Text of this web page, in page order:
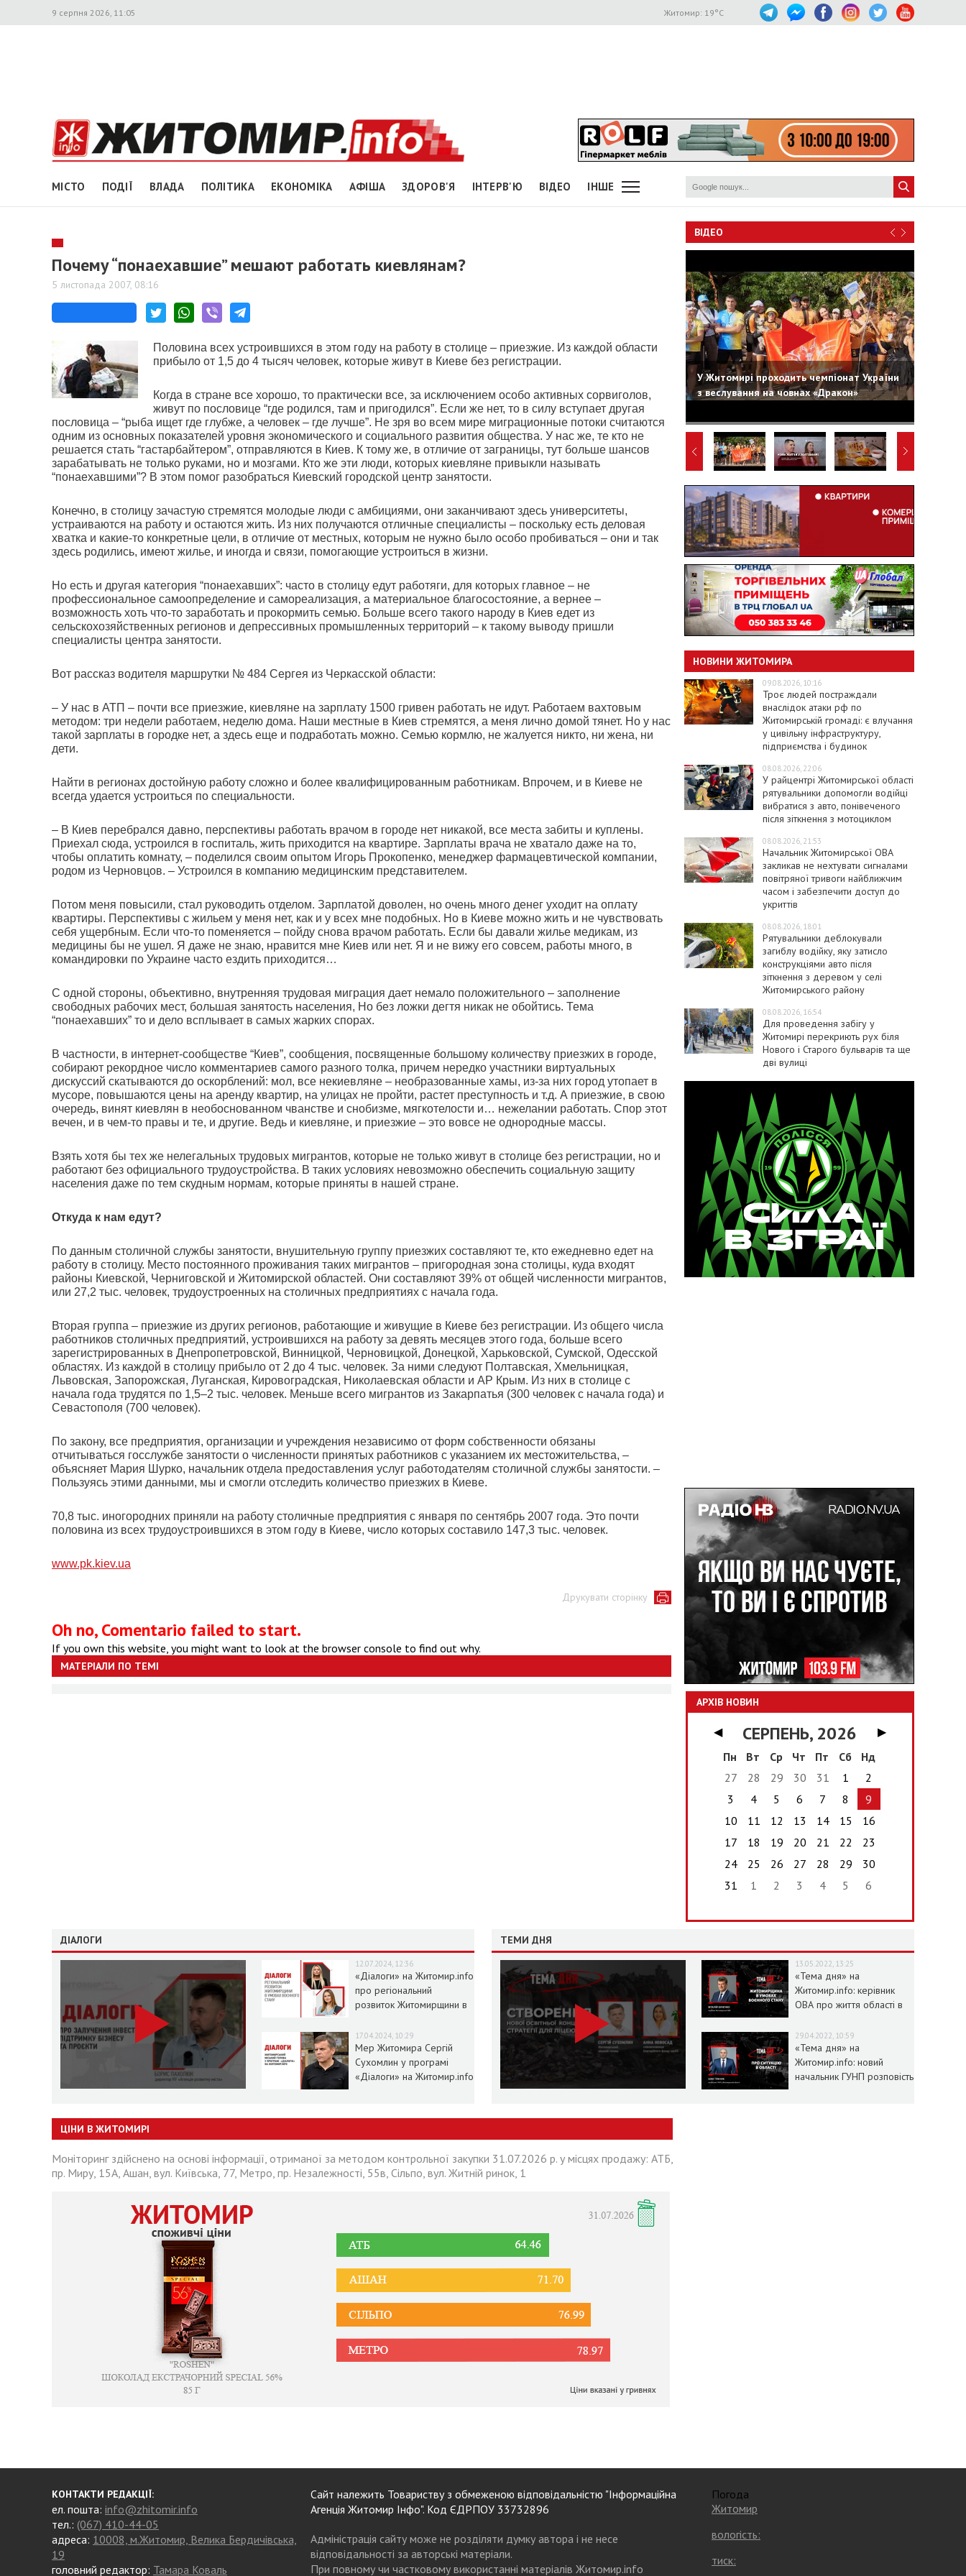
9 серпня 2026, 11:05 Житомир: 19°C
МІСТО ПОДІЇ ВЛАДА ПОЛІТИКА ЕКОНОМІКА АФІША ЗДОРОВ'Я ІНТЕРВ'Ю ВІДЕО ІНШЕ
Почему “понаехавшие” мешают работать киевлянам?
5 листопада 2007, 08:16
Половина всех устроившихся в этом году на работу в столице – приезжие. Из каждой области
прибыло от 1,5 до 4 тысяч человек, которые живут в Киеве без регистрации.
Когда в стране все хорошо, то практически все, за исключением особо активных сорвиголов,
живут по пословице “где родился, там и пригодился”. Если же нет, то в силу вступает другая
пословица – “рыба ищет где глубже, а человек – где лучше”. Не зря во всем мире миграционные потоки считаются
одним из основных показателей уровня экономического и социального развития общества. У нас же, те кто не
решается стать “гастарбайтером”, отправляются в Киев. К тому же, в отличие от заграницы, тут больше шансов
зарабатывать не только руками, но и мозгами. Кто же эти люди, которых киевляне привыкли называть
“понаехавшими”? В этом помог разобраться Киевский городской центр занятости.
Конечно, в столицу зачастую стремятся молодые люди с амбициями, они заканчивают здесь университеты,
устраиваются на работу и остаются жить. Из них получаются отличные специалисты – поскольку есть деловая
хватка и какие-то конкретные цели, в отличие от местных, которым не нужно было особо пробиваться – они и так
здесь родились, имеют жилье, и иногда и связи, помогающие устроиться в жизни.
Но есть и другая категория “понаехавших”: часто в столицу едут работяги, для которых главное – не
профессиональное самоопределение и самореализация, а материальное благосостояние, а вернее –
возможность хоть что-то заработать и прокормить семью. Больше всего такого народу в Киев едет из
сельскохозяйственных регионов и депрессивных промышленных территорий – к такому выводу пришли
специалисты центра занятости.
Вот рассказ водителя маршрутки № 484 Сергея из Черкасской области:
– У нас в АТП – почти все приезжие, киевляне на зарплату 1500 гривен работать не идут. Работаем вахтовым
методом: три недели работаем, неделю дома. Наши местные в Киев стремятся, а меня лично домой тянет. Но у нас
такой зарплаты в городке нет, а здесь еще и подработать можно. Семью кормлю, не жалуется никто, ни жена, ни
дети.
Найти в регионах достойную работу сложно и более квалифицированным работникам. Впрочем, и в Киеве не
всегда удается устроиться по специальности.
– В Киев перебрался давно, перспективы работать врачом в городе нет никакой, все места забиты и куплены.
Приехал сюда, устроился в госпиталь, жить приходится на квартире. Зарплаты врача не хватало даже на то,
чтобы оплатить комнату, – поделился своим опытом Игорь Прокопенко, менеджер фармацевтической компании,
родом из Черновцов. – Устроился в компанию медицинским представителем.
Потом меня повысили, стал руководить отделом. Зарплатой доволен, но очень много денег уходит на оплату
квартиры. Перспективы с жильем у меня нет, как и у всех мне подобных. Но в Киеве можно жить и не чувствовать
себя ущербным. Если что-то поменяется – пойду снова врачом работать. Если бы давали жилье медикам, из
медицины бы не ушел. Я даже не знаю, нравится мне Киев или нет. Я и не вижу его совсем, работы много, в
командировки по Украине часто ездить приходится…
С одной стороны, объективно, внутренняя трудовая миграция дает немало положительного – заполнение
свободных рабочих мест, большая занятость населения, Но без ложки дегтя никак не обойтись. Тема
“понаехавших” то и дело всплывает в самых жарких спорах.
В частности, в интернет-сообществе “Киев”, сообщения, посвященные большому количеству приезжих в городе,
собирают рекордное число комментариев самого разного толка, причем нередко участники виртуальных
дискуссий скатываются до оскорблений: мол, все некиевляне – необразованные хамы, из-за них город утопает в
мусоре, повышаются цены на аренду квартир, на улицах не пройти, растет преступность и т.д. А приезжие, в свою
очередь, винят киевлян в необоснованном чванстве и снобизме, мягкотелости и… нежелании работать. Спор этот
вечен, и в чем-то правы и те, и другие. Ведь и киевляне, и приезжие – это вовсе не однородные массы.
Взять хотя бы тех же нелегальных трудовых мигрантов, которые не только живут в столице без регистрации, но и
работают без официального трудоустройства. В таких условиях невозможно обеспечить социальную защиту
населения даже по тем скудным нормам, которые приняты в нашей стране.
Откуда к нам едут?
По данным столичной службы занятости, внушительную группу приезжих составляют те, кто ежедневно едет на
работу в столицу. Место постоянного проживания таких мигрантов – пригородная зона столицы, куда входят
районы Киевской, Черниговской и Житомирской областей. Они составляют 39% от общей численности мигрантов,
или 27,2 тыс. человек, трудоустроенных на столичных предприятиях с начала года.
Вторая группа – приезжие из других регионов, работающие и живущие в Киеве без регистрации. Из общего числа
работников столичных предприятий, устроившихся на работу за девять месяцев этого года, больше всего
зарегистрированных в Днепропетровской, Винницкой, Черновицкой, Донецкой, Харьковской, Сумской, Одесской
областях. Из каждой в столицу прибыло от 2 до 4 тыс. человек. За ними следуют Полтавская, Хмельницкая,
Львовская, Запорожская, Луганская, Кировоградская, Николаевская области и АР Крым. Из них в столице с
начала года трудятся по 1,5–2 тыс. человек. Меньше всего мигрантов из Закарпатья (300 человек с начала года) и
Севастополя (700 человек).
По закону, все предприятия, организации и учреждения независимо от форм собственности обязаны
отчитываться госслужбе занятости о численности принятых работников с указанием их местожительства, –
объясняет Мария Шурко, начальник отдела предоставления услуг работодателям столичной службы занятости. –
Пользуясь этими данными, мы и смогли отследить количество приезжих в Киеве.
70,8 тыс. иногородних приняли на работу столичные предприятия с января по сентябрь 2007 года. Это почти
половина из всех трудоустроившихся в этом году в Киеве, число которых составило 147,3 тыс. человек.
www.pk.kiev.ua
Друкувати сторінку
Oh no, Comentario failed to start.
If you own this website, you might want to look at the browser console to find out why.
МАТЕРІАЛИ ПО ТЕМІ
ВІДЕО
У Житомирі проходить чемпіонат України
з веслування на човнах «Дракон»
НОВИНИ ЖИТОМИРА
09.08.2026, 10:16
Троє людей постраждали
внаслідок атаки рф по
Житомирській громаді: є влучання
у цивільну інфраструктуру,
підприємства і будинок
08.08.2026, 22:06
У райцентрі Житомирської області
рятувальники допомогли водійці
вибратися з авто, понівеченого
після зіткнення з мотоциклом
08.08.2026, 21:53
Начальник Житомирської ОВА
закликав не нехтувати сигналами
повітряної тривоги найближчим
часом і забезпечити доступ до
укриттів
08.08.2026, 18:01
Рятувальники деблокували
загиблу водійку, яку затисло
конструкціями авто після
зіткнення з деревом у селі
Житомирського району
08.08.2026, 16:54
Для проведення забігу у
Житомирі перекриють рух біля
Нового і Старого бульварів та ще
дві вулиці
АРХІВ НОВИН
◀ СЕРПЕНЬ, 2026
▶
Пн
Вт Ср Чт Пт Сб
Нд
27
28 29 30 31 1
2
3
4 5 6 7 8
9
10
11 12 13 14 15
16
17
18 19 20 21 22
23
24
25 26 27 28 29
30
31
1 2 3 4 5 6
ДІАЛОГИ
12.07.2024, 12:36
«Діалоги» на Житомир.info
про регіональний
розвиток Житомирщини в
17.04.2024, 10:29
Мер Житомира Сергій
Сухомлин у програмі
«Діалоги» на Житомир.info
ТЕМИ ДНЯ
13.05.2022, 13:25
«Тема дня» на
Житомир.info: керівник
ОВА про життя області в
29.04.2022, 10:59
«Тема дня» на
Житомир.info: новий
начальник ГУНП розповість
ЦІНИ В ЖИТОМИРІ
Моніторинг здійснено на основі інформації, отриманої за методом контрольної закупки 31.07.2026 р. у місцях продажу: АТБ,
пр. Миру, 15А, Ашан, вул. Київська, 77, Метро, пр. Незалежності, 55в, Сільпо, вул. Житній ринок, 1
КОНТАКТИ РЕДАКЦІЇ:
ел. пошта: info@zhitomir.info
тел.: (067) 410-44-05
адреса: 10008, м.Житомир, Велика Бердичівська,
19
головний редактор: Тамара Коваль
Сайт належить Товариству з обмеженою відповідальністю "Інформаційна
Агенція Житомир Інфо". Код ЄДРПОУ 33732896
Адміністрація сайту може не розділяти думку автора і не несе
відповідальності за авторські матеріали.
При повному чи частковому використанні матеріалів Житомир.info
Погода
Житомир
вологість:
тиск: